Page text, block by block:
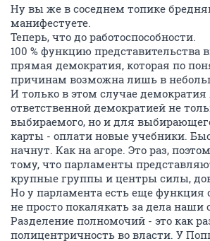
Ну вы же в соседнем топике
манифестуете.
Теперь, что до работоспособности.
100 % функцию представительства
прямая демократия, которая по
причинам возможна лишь в
И только в этом случае демократия
ответственной демократией не
выбираемого, но и для
карты - оплати новые учебники.
начнут. Как на агоре. Это раз,
тому, что парламенты
крупные группы и центры силы,
Но у парламента есть еще функция
не просто покалякать за дела наши
Разделение полномочий - это как
полицентричность во власти. У